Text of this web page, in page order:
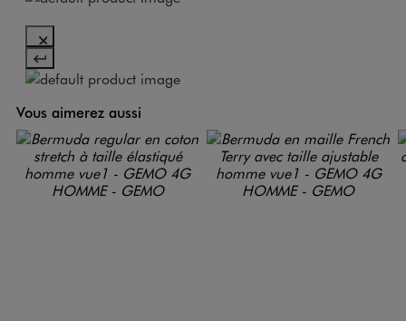
Vous aimerez aussi